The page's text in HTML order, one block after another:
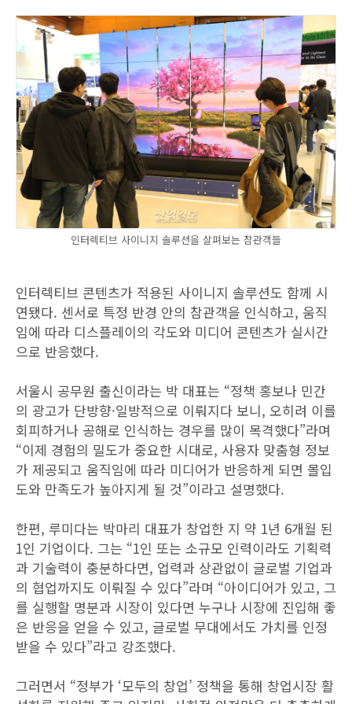
인터렉티브 사이니지 솔루션을 살펴보는 참관객들
인터렉티브 콘텐츠가 적용된 사이니지 솔루션도 함께 시
연됐다. 센서로 특정 반경 안의 참관객을 인식하고, 움직
임에 따라 디스플레이의 각도와 미디어 콘텐츠가 실시간
으로 반응했다.
서울시 공무원 출신이라는 박 대표는 “정책 홍보나 민간
의 광고가 단방향·일방적으로 이뤄지다 보니, 오히려 이를
회피하거나 공해로 인식하는 경우를 많이 목격했다”라며
“이제 경험의 밀도가 중요한 시대로, 사용자 맞춤형 정보
가 제공되고 움직임에 따라 미디어가 반응하게 되면 몰입
도와 만족도가 높아지게 될 것”이라고 설명했다.
한편, 루미다는 박마리 대표가 창업한 지 약 1년 6개월 된
1인 기업이다. 그는 “1인 또는 소규모 인력이라도 기획력
과 기술력이 충분하다면, 업력과 상관없이 글로벌 기업과
의 협업까지도 이뤄질 수 있다”라며 “아이디어가 있고, 그
를 실행할 명분과 시장이 있다면 누구나 시장에 진입해 좋
은 반응을 얻을 수 있고, 글로벌 무대에서도 가치를 인정
받을 수 있다”라고 강조했다.
그러면서 “정부가 ‘모두의 창업’ 정책을 통해 창업시장 활